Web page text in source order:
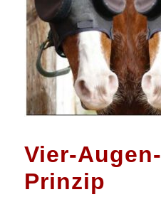
Vier-Augen-
Prinzip